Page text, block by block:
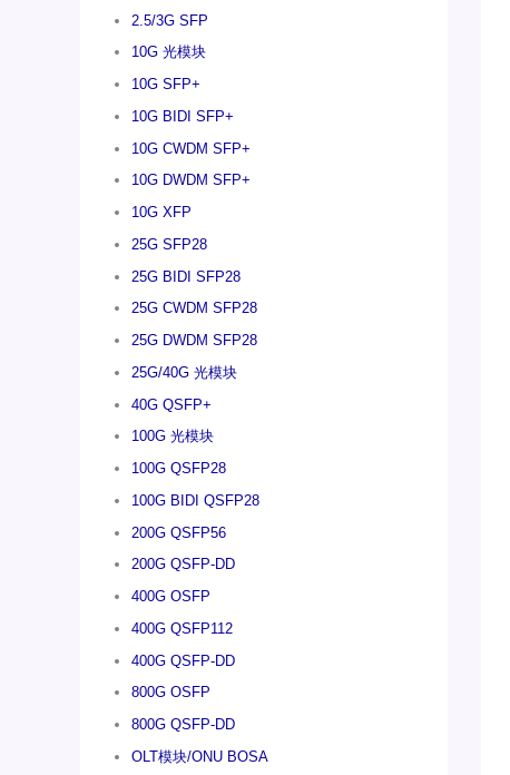
2.5/3G SFP
10G 光模块
10G SFP+
10G BIDI SFP+
10G CWDM SFP+
10G DWDM SFP+
10G XFP
25G SFP28
25G BIDI SFP28
25G CWDM SFP28
25G DWDM SFP28
25G/40G 光模块
40G QSFP+
100G 光模块
100G QSFP28
100G BIDI QSFP28
200G QSFP56
200G QSFP-DD
400G OSFP
400G QSFP112
400G QSFP-DD
800G OSFP
800G QSFP-DD
OLT模块/ONU BOSA